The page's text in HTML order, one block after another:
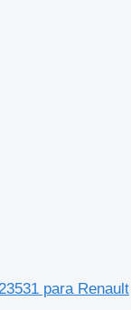
para Renault